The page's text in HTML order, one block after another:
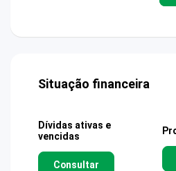
Situação financeira
Dívidas ativas e
vencidas
Consultar